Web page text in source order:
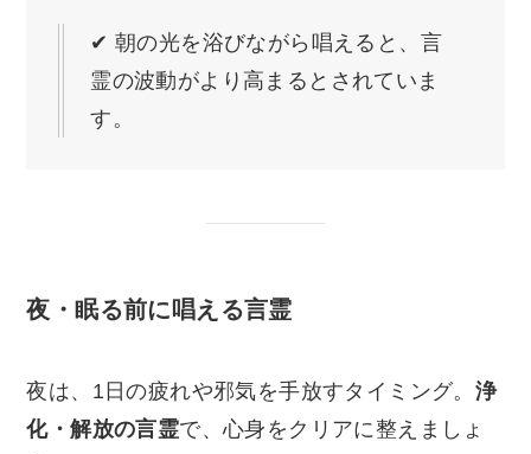
✔ 朝の光を浴びながら唱えると、言
霊の波動がより高まるとされていま
す。
夜・眠る前に唱える言霊
夜は、1日の疲れや邪気を手放すタイミング。 浄
化・解放の言霊で、心身をクリアに整えましょ